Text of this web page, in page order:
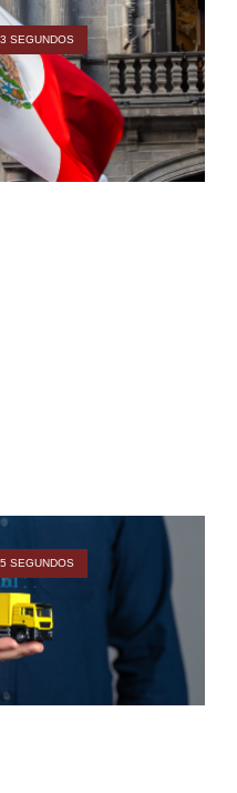
SEGUNDOS
SEGUNDOS